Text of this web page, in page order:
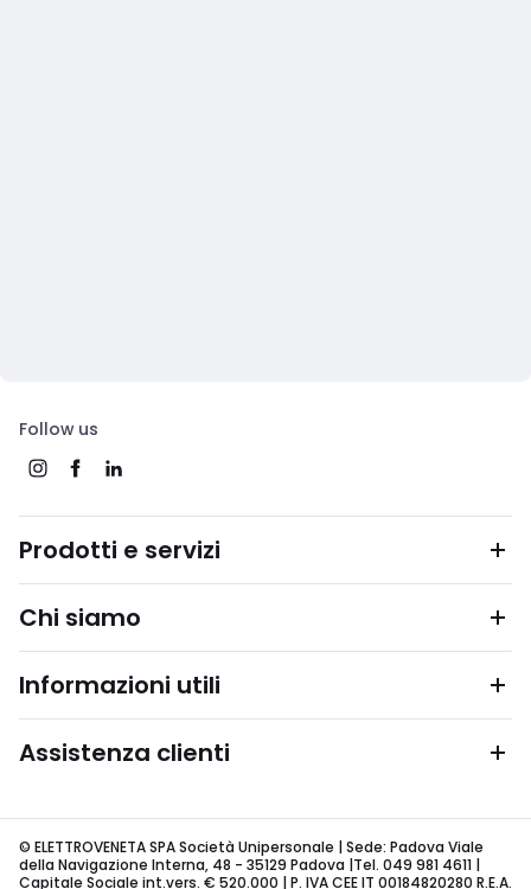
Follow us
Prodotti e servizi
Chi siamo
Informazioni utili
Assistenza clienti
© ELETTROVENETA SPA Società Unipersonale | Sede: Padova Viale
della Navigazione Interna, 48 - 35129 Padova |Tel. 049 981 4611 |
Capitale Sociale int.vers. € 520.000 | P. IVA CEE IT 00184820280 R.E.A.